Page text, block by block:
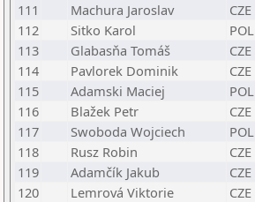
111
Machura Jaroslav CZE
112
Sitko Karol POL
113
Glabasňa Tomáš CZE
114
Pavlorek Dominik CZE
115
Adamski Maciej POL
116
Blažek Petr CZE
117
Swoboda Wojciech POL
118
Rusz Robin CZE
119
Adamčík Jakub CZE
120
Lemrová Viktorie CZE